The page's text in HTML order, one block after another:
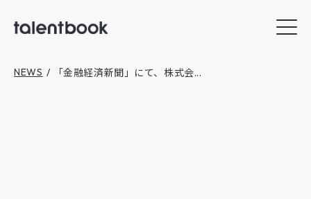
NEWS / 「金融経済新聞」にて、株式会...